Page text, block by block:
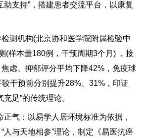
支持”，搭建患者交流平台，以康复
机构(北京协和医学院附属检验中
(样本量180例，干预周期3个月) ，接
虑、抑郁评分平均下降42%，免疫球
干预前分别提升28%、31%，印证
足”的传统理论。
气：以易学人居环境标准为依据，
人与天地相参”理论，制定《易医抗癌